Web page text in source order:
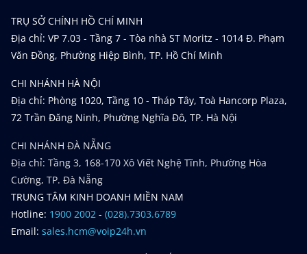
TRỤ SỞ CHÍNH HỒ CHÍ MINH
Địa chỉ: VP 7.03 - Tầng 7 - Tòa nhà ST Moritz - 1014 Đ. Phạm
Văn Đồng, Phường Hiệp Bình, TP. Hồ Chí Minh
CHI NHÁNH HÀ NỘI
Địa chỉ: Phòng 1020, Tầng 10 - Tháp Tây, Toà Hancorp Plaza,
72 Trần Đăng Ninh, Phường Nghĩa Đô, TP. Hà Nội
CHI NHÁNH ĐÀ NẴNG
Địa chỉ: Tầng 3, 168-170 Xô Viết Nghệ Tĩnh, Phường Hòa
Cường, TP. Đà Nẵng
TRUNG TÂM KINH DOANH MIỀN NAM
Hotline: 1900 2002 - (028).7303.6789
Email: sales.hcm@voip24h.vn